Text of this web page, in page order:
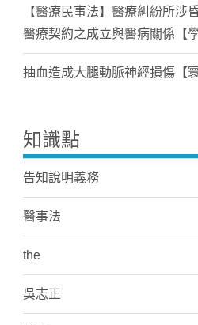
【醫療民事法】醫療糾紛所涉
醫療契約之成立與醫病關係【
抽血造成大腿動脈神經損傷【
知識點
告知說明義務
醫事法
the
吳志正